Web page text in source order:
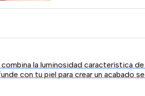
la luminosidad característica
con tu piel para crear un acabado